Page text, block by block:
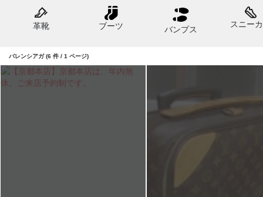
革靴 ブーツ バンプス
スニー
バレンシアガ (6 件 / 1 ページ)